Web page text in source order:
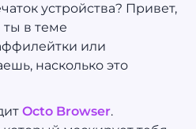
устройства? Привет,
в теме
или
насколько это
Octo Browser.